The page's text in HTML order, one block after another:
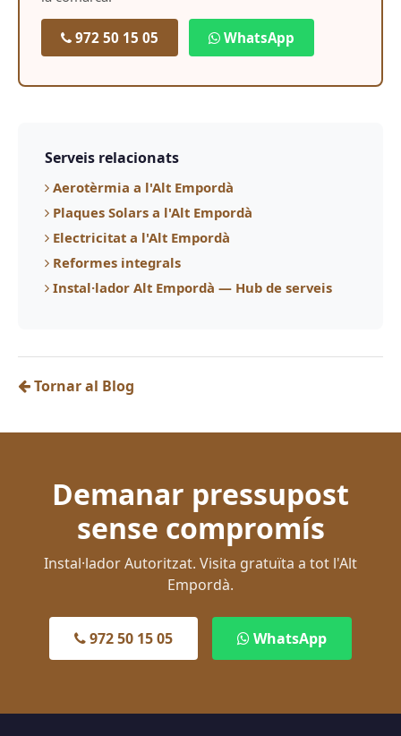
972 50 15 05 WhatsApp
Serveis relacionats
Aerotèrmia a l'Alt Empordà
Plaques Solars a l'Alt Empordà
Electricitat a l'Alt Empordà
Reformes integrals
Instal·lador Alt Empordà — Hub de serveis
Tornar al Blog
Demanar pressupost
sense compromís
Instal·lador Autoritzat. Visita gratuïta a tot l'Alt
Empordà.
972 50 15 05 WhatsApp